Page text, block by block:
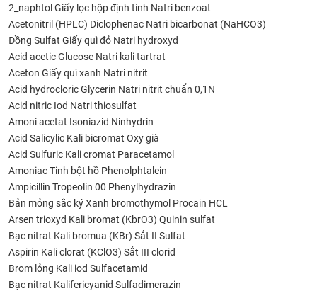
2_naphtolGiấy lọc hộp định tính Natri benzoat
Acetonitril (HPLC) Diclophenac Natri bicarbonat (NaHCO3)
Đồng Sulfat Giấy quì đỏ Natri hydroxyd
Acid aceticGlucose Natri kali tartrat
Aceton Giấy quì xanh Natri nitrit
Acid hydrocloricGlycerin Natri nitrit chuẩn 0,1N
Acid nitric Iod Natri thiosulfat
Amoni acetat Isoniazid Ninhydrin
Acid Salicylic Kali bicromat Oxy già
Acid Sulfuric Kali cromat Paracetamol
AmoniacTinh bột hồ Phenolphtalein
Ampicillin Tropeolin 00 Phenylhydrazin
Bản mỏng sắc kýXanh bromothymol Procain HCL
Arsen trioxyd Kali bromat (KbrO3) Quinin sulfat
Bạc nitrat Kali bromua (KBr) Sắt II Sulfat
Aspirin Kali clorat (KClO3) Sắt III clorid
Brom lỏng Kali iod Sulfacetamid
Bạc nitrat Kalifericyanid Sulfadimerazin